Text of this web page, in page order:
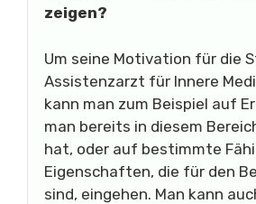
zeigen?
Um seine Motivation für die
Assistenzarzt für Innere
kann man zum Beispiel auf
man bereits in diesem
hat, oder auf bestimmte
Eigenschaften, die für den
sind, eingehen. Man kann